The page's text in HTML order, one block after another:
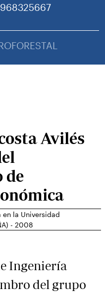
968325667
Avilés
de
en la Universidad
- 2008
Ingeniería
del grupo